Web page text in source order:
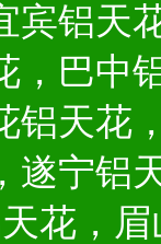
宾铝天
，巴中
铝天花
遂宁铝
花，